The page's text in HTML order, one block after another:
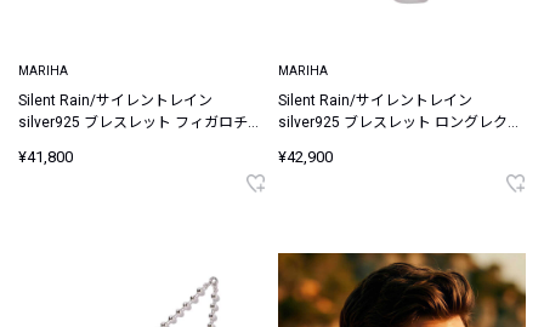
MARIHA
Silent Rain/サイレントレイン
silver925 ブレスレット フィガロチェ
¥41,800
MARIHA
Silent Rain/サイレントレイン
silver925 ブレスレット ロングレクタ
¥42,900